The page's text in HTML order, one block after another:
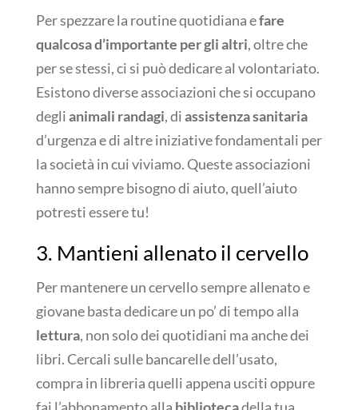
Per spezzare la routine quotidiana efare
qualcosa d’importante per gli altri, oltre che
per se stessi, ci si può dedicare al volontariato.
Esistono diverse associazioni che si occupano
deglianimali randagi, diassistenza sanitaria
d’urgenza e di altre iniziative fondamentali per
la società in cui viviamo. Queste associazioni
hanno sempre bisogno di aiuto, quell’aiuto
potresti essere tu!
3. Mantieni allenato il cervello
Per mantenere un cervello sempre allenato e
giovane basta dedicare un po’ di tempo alla
lettura, non solo dei quotidiani ma anche dei
libri. Cercali sulle bancarelle dell’usato,
compra in libreria quelli appena usciti oppure